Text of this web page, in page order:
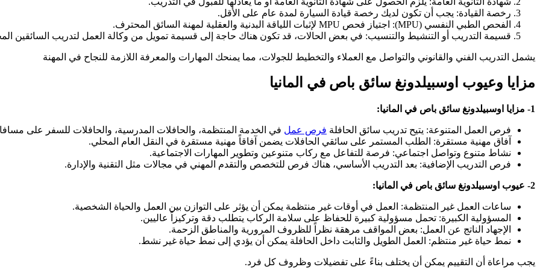
رخصة القيادة: يجب أن تكون لديك رخصة قيادة السيارة لمدة عام على الأقل.
الفحص الطبي النفسي (MPU): اجتياز فحص MPU لإثبات اللياقة البدنية والعقلية لمهنة السائق المحترف.
قسيمة التدريب أو التنشيط والتنسيب: في بعض الحالات، قد تكون هناك حاجة إلى قسيمة تمويل من وكالة العمل لتدريب السائقين
يشمل التدريب الفني والقانوني والتواصل مع العملاء والتخطيط للجولات، مما يمنحك المهارات والمعرفة اللازمة للنجاح في المهنة
مزايا وعيوب اوسبيلدونغ سائق باص في المانيا
1- مزايا اوسبيلدونغ سائق باص في المانيا:
فرص العمل المتنوعة: يتيح تدريب سائق الحافلة فرص عمل في الخدمة المنتظمة، والحافلات المدرسية، والحافلات للسفر على
آفاق مهنية مستقرة: الطلب المستمر على سائقي الحافلات يضمن آفاقاً مهنية مستقرة في النقل العام المحلي.
نشاط متنوع وتواصل اجتماعي: فرصة للتفاعل مع ركاب متنوعين وتطوير المهارات الاجتماعية.
فرص التدريب الإضافية: بعد التدريب الأساسي، هناك فرص للتخصص والتقدم المهني في مجالات مثل التقنية والإدارة.
2- عيوب اوسبيلدونغ سائق باص في المانيا:
ساعات العمل غير المنتظمة: العمل في أوقات غير منتظمة يمكن أن يؤثر على التوازن بين العمل والحياة الشخصية.
المسؤولية الكبيرة: تحمل مسؤولية كبيرة للحفاظ على سلامة الركاب يتطلب دقة وتركيزاً عاليين.
الإجهاد الناتج عن العمل: بعض المواقف مرهقة نظراً للظروف المرورية والمناطق الزحمة.
نمط حياة غير منتظم: العمل الطويل والثابت داخل الحافلة يمكن أن يؤدي إلى نمط حياة غير نشط.
يجب مراعاة أن التقييم يمكن أن يختلف بناءً على تفضيلات وظروف كل فرد.